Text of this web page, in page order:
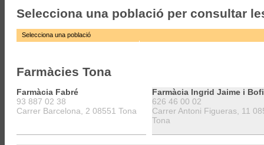
Selecciona una població per consultar
Selecciona una població
Folgueroles
Malla
Manlleu
Masies de Voltregà, les
Sant Hipòlit de Voltregà
Sant Julià de Vilatorta
Sant Pere de Torelló
Sant Quirze de Besora
Farmàcies Tona
Farmàcia Fabré
93 887 02 38
Carrer Barcelona, 2 08551 Tona
Farmàcia Ingrid Jaime i
626 46 00 02
Carrer Antoni Figueras, 11
Tona